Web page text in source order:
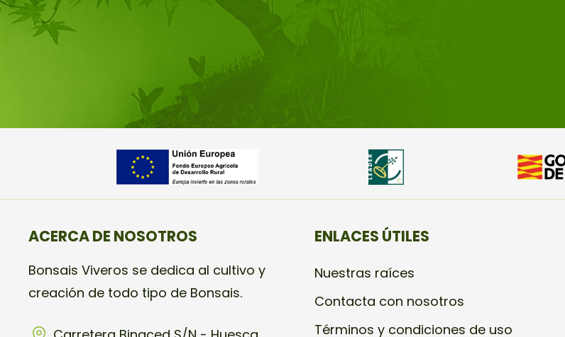
ACERCA DE NOSOTROS
Bonsais Viveros se dedica al cultivo y
creación de todo tipo de Bonsais.
ENLACES ÚTILES
Nuestras raíces
Contacta con nosotros
Términos y condiciones de uso